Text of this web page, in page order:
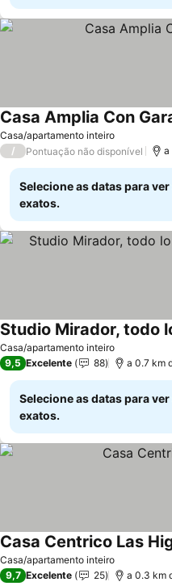
Casa/apartamento inteiro
Casa Amplia Con
/ Pontuação não disponível a
Selecione as datas para
exatos.
Casa/apartamento inteiro
Ver preços
9,5 Excelente 88 a 0.7 km
Selecione as datas para
exatos.
Casa/apartamento inteiro
Casa Centrico Las
9,7 Excelente 25 a 0.3 km